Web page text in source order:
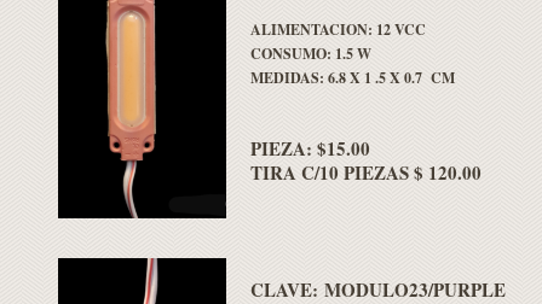
ALIMENTACION: 12 VCC
CONSUMO: 1.5 W
MEDIDAS: 6.8 X 1 .5 X 0.7 CM
PIEZA: $15.00
TIRA C/10 PIEZAS $ 120.00
CLAVE: MODULO23/PURPLE